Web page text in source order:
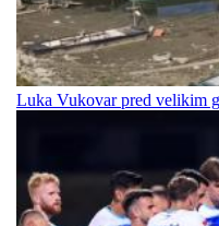
Luka Vukovar pred velikim